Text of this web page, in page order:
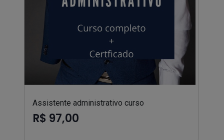
Assistente administrativo curso
R$ 97,00